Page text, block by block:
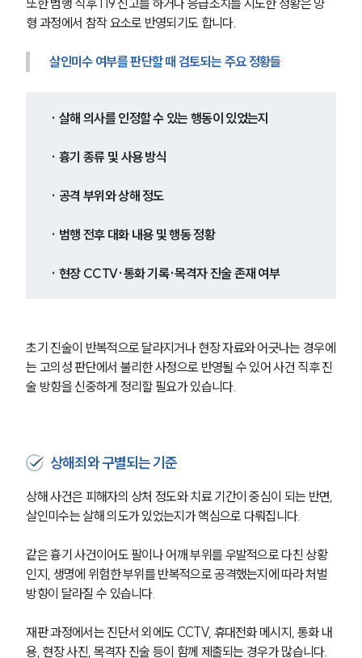
형 과정에서 참작 요소로 반영되기도 합니다.
살인미수 여부를 판단할 때 검토되는 주요 정황들
· 살해 의사를 인정할 수 있는 행동이 있었는지
· 흉기 종류 및 사용 방식
· 공격 부위와 상해 정도
· 범행 전후 대화 내용 및 행동 정황
· 현장 CCTV·통화 기록·목격자 진술 존재 여부
초기 진술이 반복적으로 달라지거나 현장 자료와 어긋나는 경우에
는 고의성 판단에서 불리한 사정으로 반영될 수 있어 사건 직후 진
술 방향을 신중하게 정리할 필요가 있습니다.
상해죄와 구별되는 기준
상해 사건은 피해자의 상처 정도와 치료 기간이 중심이 되는 반면,
살인미수는 살해 의도가 있었는지가 핵심으로 다뤄집니다.
같은 흉기 사건이어도 팔이나 어깨 부위를 우발적으로 다친 상황
인지, 생명에 위험한 부위를 반복적으로 공격했는지에 따라 처벌
방향이 달라질 수 있습니다.
재판 과정에서는 진단서 외에도 CCTV, 휴대전화 메시지, 통화 내
용, 현장 사진, 목격자 진술 등이 함께 제출되는 경우가 많습니다.